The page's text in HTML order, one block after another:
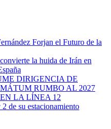
Forjan el Futuro de la
la huida de Irán en
DIRIGENCIA DE
RUMBO AL 2027
LA LÍNEA 12
de su estacionamiento